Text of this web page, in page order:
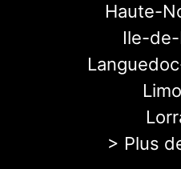
Haute-
Ile-
> Plus